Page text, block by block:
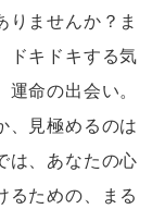
ませんか？ま
ドキドキする気
命の出会い。
、見極めるのは
は、あなたの心
るための、まる